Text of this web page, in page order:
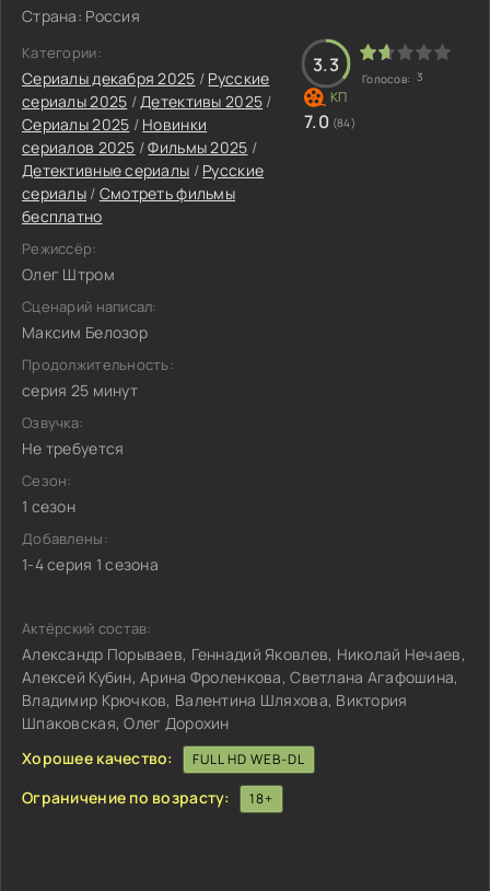
Страна: Россия
Категории:
Сериалы декабря 2025 / Русские
сериалы 2025 /Детективы 2025 /
Сериалы 2025 / Новинки
сериалов 2025 /Фильмы 2025 /
Детективные сериалы / Русские
сериалы/ Смотреть фильмы
бесплатно
Режиссёр:
Олег Штром
Сценарий написал:
Максим Белозор
Продолжительность:
серия 25 минут
Озвучка:
Не требуется
Сезон:
1 сезон
Добавлены:
1-4 серия 1 сезона
3.3
Голосов: 3
7.0 (84)
Актёрский состав:
Александр Порываев, Геннадий Яковлев, Николай Нечаев,
Алексей Кубин, Арина Фроленкова, Светлана Агафошина,
Владимир Крючков, Валентина Шляхова, Виктория
Шпаковская, Олег Дорохин
Хорошее качество:
FULL HD WEB-DL
Ограничение по возрасту: 18+